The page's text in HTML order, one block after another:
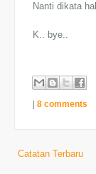
Nanti dikata
K.. bye..
| 8 comments
Catatan Terbaru